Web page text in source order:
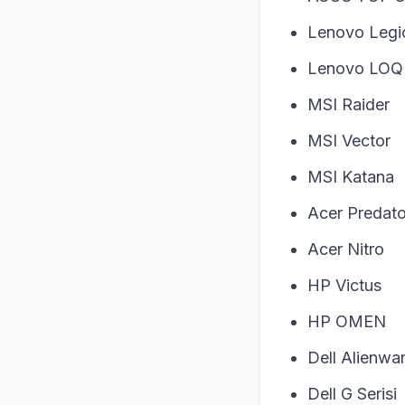
Lenovo
Lenovo LOQ
MSI Raider
MSI Vector
MSI Katana
Acer
Acer Nitro
HP Victus
HP OMEN
Dell
Dell G Serisi